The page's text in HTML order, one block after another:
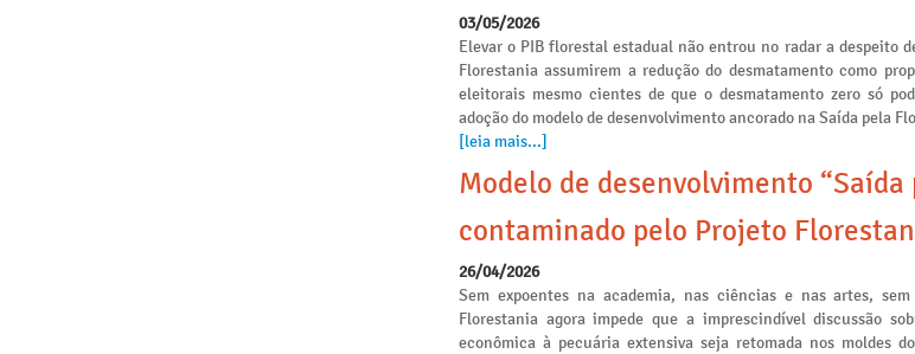
03/05/2026
Elevar o PIB florestal estadual não entrou no radar a despeito
Florestania assumirem a redução do desmatamento como
eleitorais mesmo cientes de que o desmatamento zero só
adoção do modelo de desenvolvimento ancorado na Saída pela
[leia mais...]
Modelo de desenvolvimento
contaminado pelo Projeto
26/04/2026
Sem expoentes na academia, nas ciências e nas artes,
Florestania agora impede que a imprescindível discussão
econômica à pecuária extensiva seja retomada nos moldes